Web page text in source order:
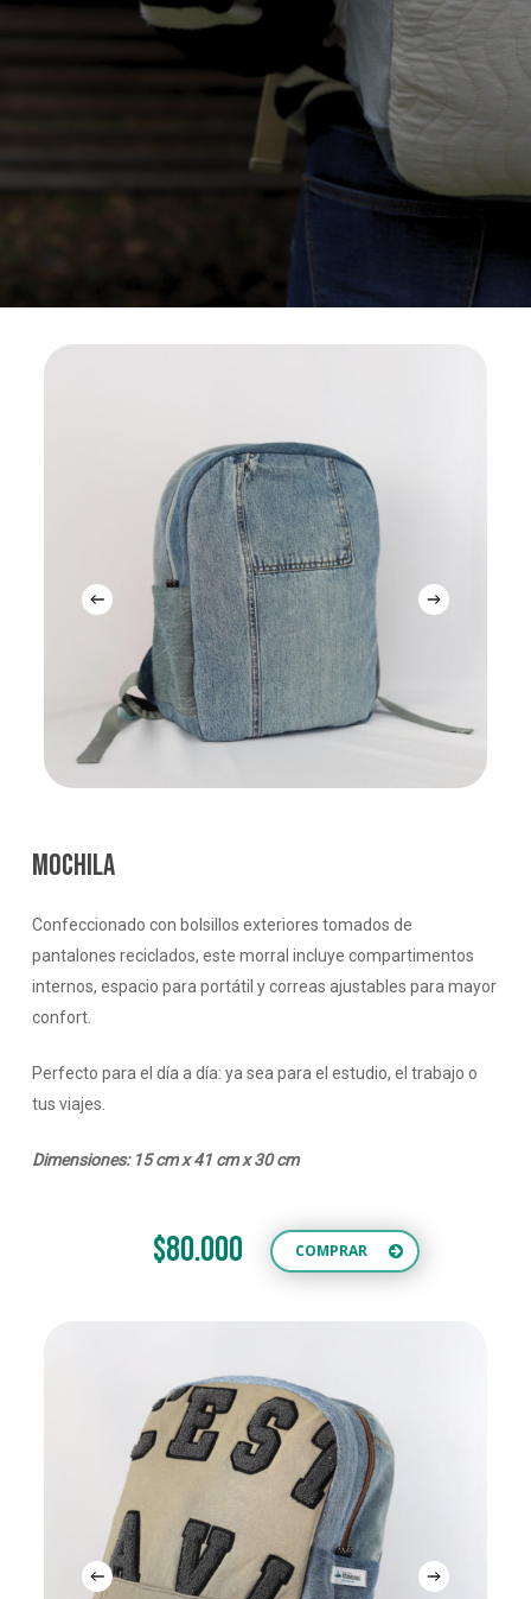
MOCHILA
Confeccionado con bolsillos exteriores tomados de
pantalones reciclados, este morral incluye compartimentos
internos, espacio para portátil y correas ajustables para mayor
confort.
Perfecto para el día a día: ya sea para el estudio, el trabajo o
tus viajes.
Dimensiones: 15 cm x 41 cm x 30 cm
$80.000 COMPRAR